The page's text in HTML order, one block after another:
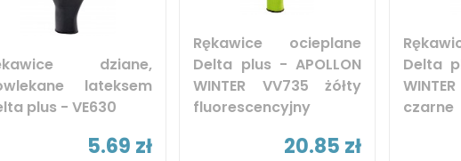
dziane,
lateksem
plus - VE630
5.69 zł
Rękawice ocieplane
Delta plus - APOLLON
WINTER VV735 żółty
fluorescencyjny
20.85 zł
Delta
czarne